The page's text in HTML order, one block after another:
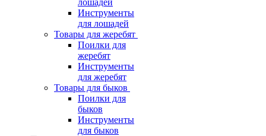
лошадей
Инструменты
для лошадей
Товары для жеребят
Поилки для
жеребят
Инструменты
для жеребят
Товары для быков
Поилки для
быков
Инструменты
для быков